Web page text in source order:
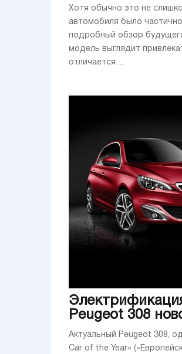
Хотя обычно это не
автомобиля было
подробный обзор
модель выглядит
отличается ...
Peugeot 308
Актуальный Peugeot 308,
Car of the Year»